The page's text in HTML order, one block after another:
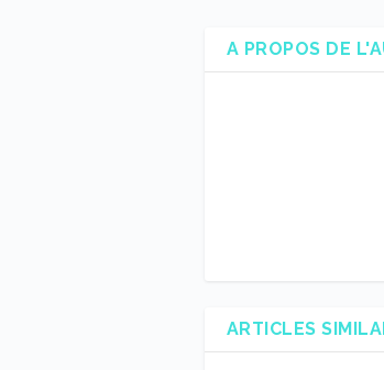
A PROPOS DE
ARTICLES